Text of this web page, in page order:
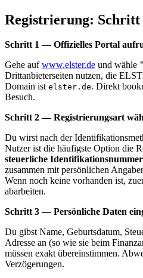
Registrierung:
Schritt 1 — Offizielles Portal
Gehe aufwww.elster.de und wähle
Drittanbieterseiten nutzen, die
Domain ist elster.de. Direkt
Besuch.
Schritt 2 — Registrierungsart
Du wirst nach der
Nutzer ist die häufigste Option die
steuerliche
zusammen mit persönlichen
Wenn noch keine vorhanden ist,
abarbeiten.
Schritt 3 — Persönliche Daten
Du gibst Name, Geburtsdatum,
Adresse an (so wie sie beim
müssen exakt übereinstimmen.
Verzögerungen.